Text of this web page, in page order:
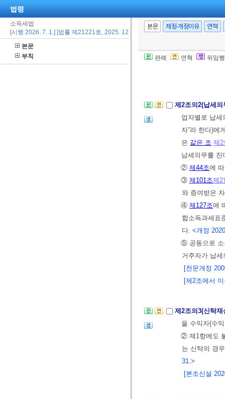
법령
소득세법
[시행 2026. 7. 1.] [법률 제21221호, 2025. 12. 23., 일부개정]
본문
부칙
본문 제정·개정이유 연혁
판례 연혁 위임
로 운용하고
투자기구는 1
[전문개정
제2조의2(납세
업자별로 납
자”라 한다)에
은 같은 조 제2
납세의무를
② 제44조에
③ 제101조제2
와 증여받은
④ 제127조에
합소득과세표
다. <개정
⑤ 공동으로 소
거주자가 납
[전문개정
[제2조에서
제2조의3(신탁
을 수익자(수
② 제1항에도
는 신탁의 경
31.>
[본조신설